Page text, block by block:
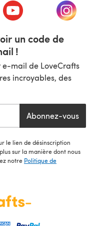
un nouvel onglet)
(s'ouvre dans un(s'ouvre
un code de
!
e-mail de LoveCrafts
incroyables, des
Abonnez-vous
le lien de désinscription
sur la manière dont nous
notre Politique de